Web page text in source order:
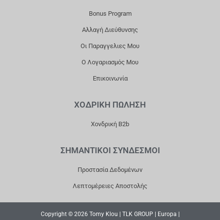
M
Bonus Program
Αλλαγή Διεύθυνσης
Οι Παραγγελιες Μου
Ο Λογαριασμός Μου
Επικοινωνία
ΧΟΔΡΙΚΗ ΠΩΛΗΣΗ
Χονδρική B2b
ΣΗΜΑΝΤΙΚΟΙ ΣΥΝΔΕΣΜΟΙ
Προστασία Δεδομένων
Λεπτομέρειες Αποστολής
Copyright © 2026 Tomy Klou | TLK GROUP | Europa |